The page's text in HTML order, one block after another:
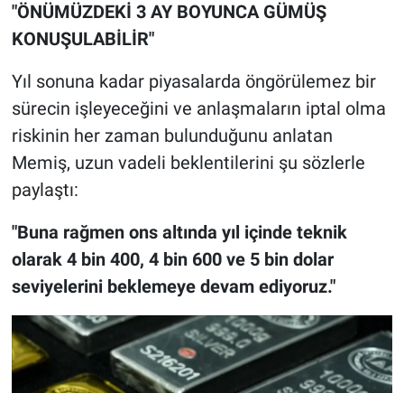
"ÖNÜMÜZDEKİ 3 AY BOYUNCA GÜMÜŞ
KONUŞULABİLİR"
Yıl sonuna kadar piyasalarda öngörülemez bir
sürecin işleyeceğini ve anlaşmaların iptal olma
riskinin her zaman bulunduğunu anlatan
Memiş, uzun vadeli beklentilerini şu sözlerle
paylaştı:
"Buna rağmen ons altında yıl içinde teknik
olarak 4 bin 400, 4 bin 600 ve 5 bin dolar
seviyelerini beklemeye devam ediyoruz."